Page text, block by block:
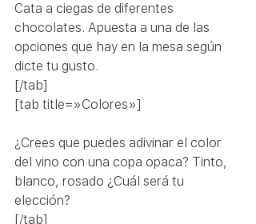
Cata a ciegas de diferentes
chocolates. Apuesta a una de las
opciones que hay en la mesa según
dicte tu gusto.
[/tab]
[tab title=»Colores»]
¿Crees que puedes adivinar el color
del vino con una copa opaca? Tinto,
blanco, rosado ¿Cuál será tu
elección?
[/tab]